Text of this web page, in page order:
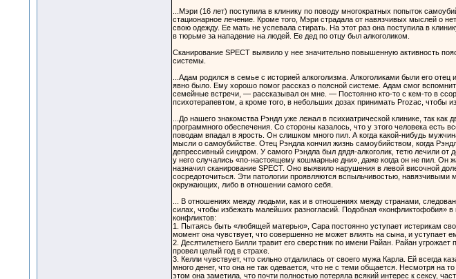
...Мэри (16 лет) поступила в клинику по поводу многократных попыток
стационарное лечение. Кроме того, Мэри страдала от навязчивых мыслей о
свою одежду. Ее мать не успевала стирать. На этот раз она поступила в
в тюрьме за нападение на людей. Ее дед по отцу был алкоголиком.
Сканирование SPECT выявило у нее значительно повышенную активность
системы.
...Адам родился в семье с историей алкоголизма. Алкоголиками были его
явно было. Ему хорошо помог рассказ о поясной системе. Адам смог
семейные встречи, — рассказывал он мне. — Постоянно кто-то с кем-то в
психотерапевтом, а кроме того, в небольших дозах принимать Prozac, чтобы
...До нашего знакомства Рэндл уже лежал в психиатрической клинике, так
программного обеспечения. Со стороны казалось, что у этого человека
поводам впадал в ярость. Он слишком много пил. А когда какой-нибудь
мысли о самоубийстве. Отец Рэндла кончил жизнь самоубийством, когда
депрессивный синдром. У самого Рэндла был дядя-алкоголик, тетю лечили
у него случались «по-настоящему кошмарные дни», даже когда он не пил. Он
назначил сканирование SPECT. Оно выявило нарушения в левой височной
сосредоточиться. Эти патологии проявляются вспыльчивостью,
окружающих, либо в отношении самого себя.
... В отношениях между людьми, как и в отношениях между странами,
силах, чтобы избежать малейших разногласий. Подобная «конфликтофобия»
конфликтов:
1. Пытаясь быть «любящей матерью», Сара постоянно уступает истерикам
момент она чувствует, что совершенно не может влиять на сына, и уступает
2. Десятилетнего Билли травит его сверстник по имени Райан. Райан
провел целый год в страхе.
3. Келли чувствует, что сильно отдалилась от своего мужа Карла. Ей всегда
много денег, что она не так одевается, что не с теми общается. Несмотря на
этом она заметила, что почти полностью потеряла всякий интерес к сексу,